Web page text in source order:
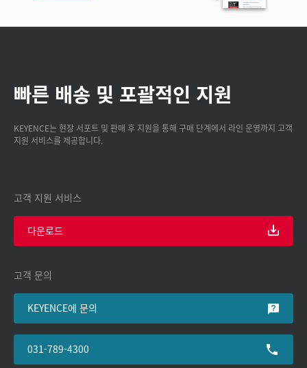
빠른 배송 및 포괄적인 지원
KEYENCE는 현장 서포트 및 판매 후 지원을 통해 구매 단계에서 라인 운영까지 고객
지원 서비스를 제공합니다.
고객 지원 서비스
다운로드
고객 문의
KEYENCE에 문의
031-789-4300